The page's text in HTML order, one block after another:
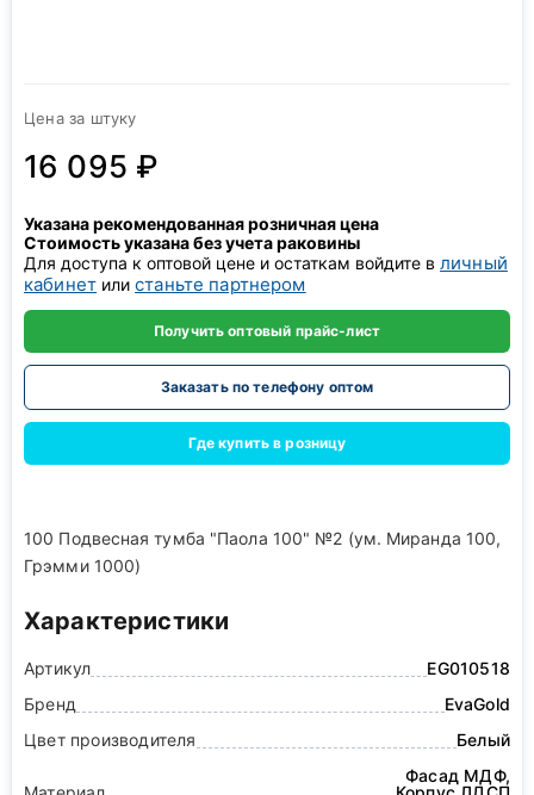
Цена за штуку
16 095 ₽
Указана рекомендованная розничная цена
Стоимость указана без учета раковины
Для доступа к оптовой цене и остаткам войдите в личный
кабинет илистаньте партнером
Получить оптовый прайс-лист
Заказать по телефону оптом
Где купить в розницу
100 Подвесная тумба "Паола 100" №2 (ум. Миранда 100,
Грэмми 1000)
Характеристики
Артикул
EG010518
Бренд
EvaGold
Цвет производителя
Белый
Фасад МДФ,